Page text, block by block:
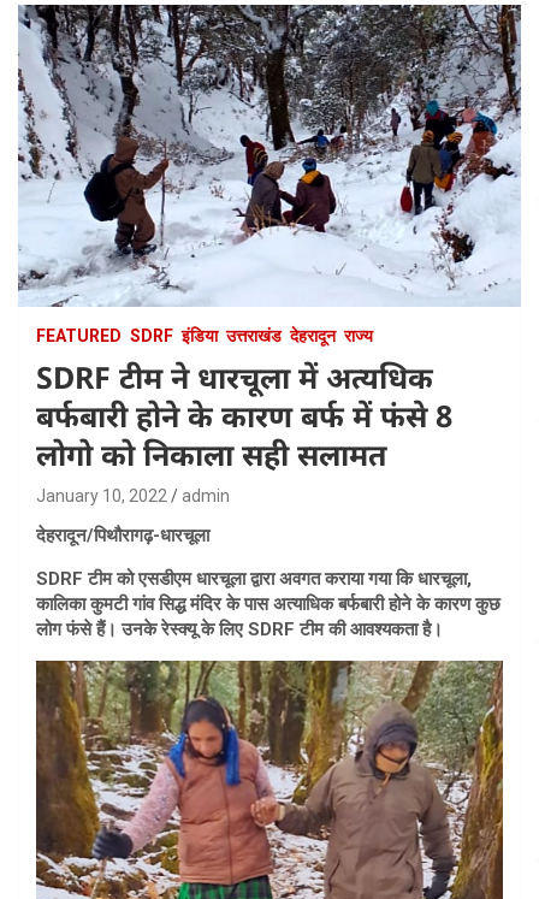
FEATURED SDRF इंडिया उत्तराखंड देहरादून राज्य
SDRF टीम ने धारचूला में अत्यधिक
बर्फबारी होने के कारण बर्फ में फंसे 8
लोगो को निकाला सही सलामत
January 10, 2022 admin
देहरादून/पिथौरागढ़-धारचूला
SDRF टीम को एसडीएम धारचूला द्वारा अवगत कराया गया कि धारचूला,
कालिका कुमटी गांव सिद्ध मंदिर के पास अत्याधिक बर्फबारी होने के कारण कुछ
लोग फंसे हैं। उनके रेस्क्यू के लिए SDRF टीम की आवश्यकता है।